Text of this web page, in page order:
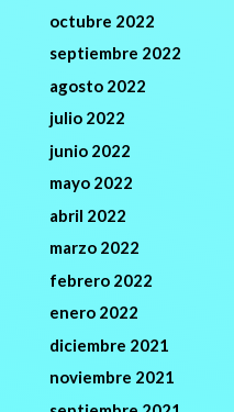
octubre 2022
septiembre 2022
agosto 2022
julio 2022
junio 2022
mayo 2022
abril 2022
marzo 2022
febrero 2022
enero 2022
diciembre 2021
noviembre 2021